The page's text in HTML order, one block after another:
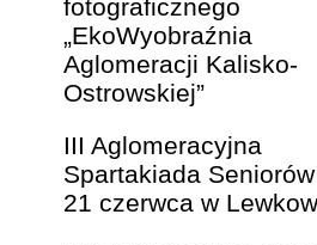
fotograficznego
„EkoWyobraźnia
Aglomeracji Kalisko-
Ostrowskiej”
III Aglomeracyjna
Spartakiada
21 czerwca w